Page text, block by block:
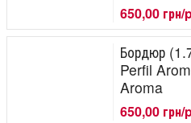
650,00 грн/
Бордюр
Perfil
Aroma
650,00 грн/